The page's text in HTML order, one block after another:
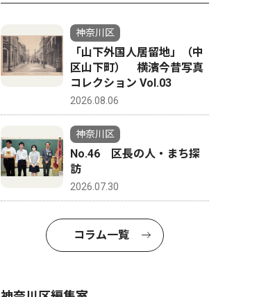
4
神奈川区
「山下外国人居留地」（中
区山下町） 横濱今昔写真
コレクション Vol.03
2026.08.06
神奈川区
No.46 区長の人・まち探
訪
2026.07.30
コラム一覧